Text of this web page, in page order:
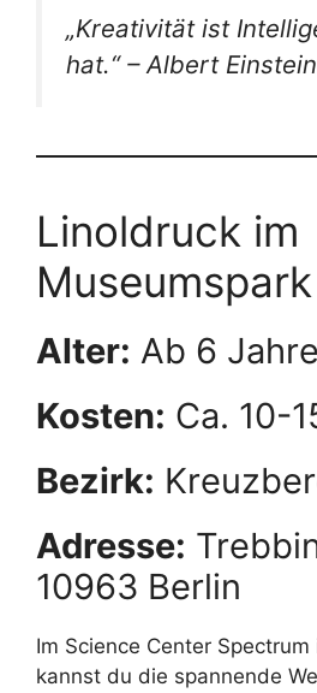
„Kreativität ist
hat.“ – Albert Einstein
Linoldruck im
Museumspark
Alter: Ab 6
Kosten: Ca. 10-
Bezirk:
Adresse:
10963 Berlin
Im Science Center
kannst du die spannende